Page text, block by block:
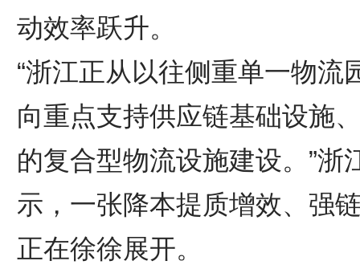
动效率跃升。
“浙江正从以往侧重单一物
向重点支持供应链基础设施
的复合型物流设施建设。”
示，一张降本提质增效、强
正在徐徐展开。